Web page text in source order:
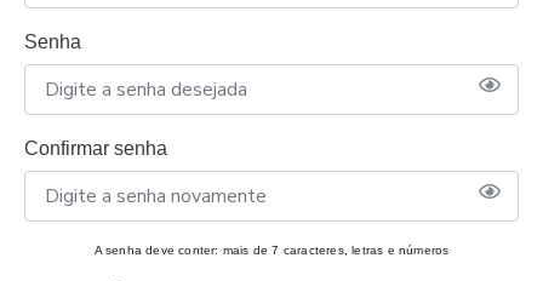
Senha
Confirmar senha
A senha deve conter: mais de 7 caracteres, letras e números